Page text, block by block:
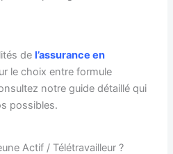
del’assurance en
le choix entre formule
notre guide détaillé qui
possibles.
Actif / Télétravailleur ?